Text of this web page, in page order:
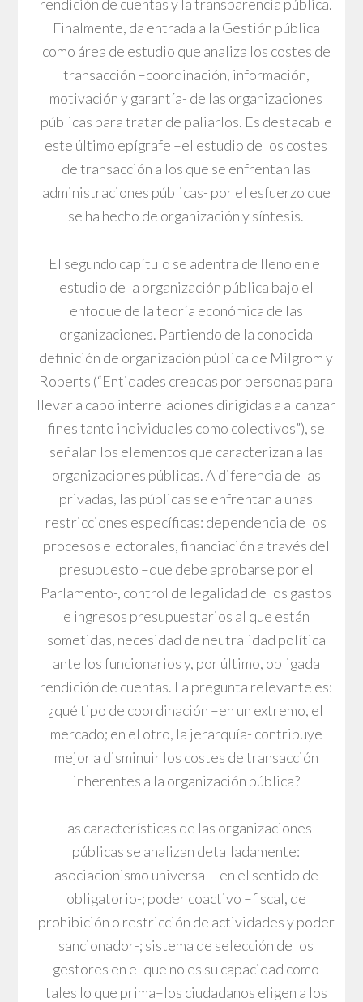
rendición de cuentas y la transparencia pública.
Finalmente, da entrada a la Gestión pública
como área de estudio que analiza los costes de
transacción –coordinación, información,
motivación y garantía- de las organizaciones
públicas para tratar de paliarlos. Es destacable
este último epígrafe –el estudio de los costes
de transacción a los que se enfrentan las
administraciones públicas- por el esfuerzo que
se ha hecho de organización y síntesis.
El segundo capítulo se adentra de lleno en el
estudio de la organización pública bajo el
enfoque de la teoría económica de las
organizaciones. Partiendo de la conocida
definición de organización pública de Milgrom y
Roberts (“Entidades creadas por personas para
llevar a cabo interrelaciones dirigidas a alcanzar
fines tanto individuales como colectivos”), se
señalan los elementos que caracterizan a las
organizaciones públicas. A diferencia de las
privadas, las públicas se enfrentan a unas
restricciones específicas: dependencia de los
procesos electorales, financiación a través del
presupuesto –que debe aprobarse por el
Parlamento-, control de legalidad de los gastos
e ingresos presupuestarios al que están
sometidas, necesidad de neutralidad política
ante los funcionarios y, por último, obligada
rendición de cuentas. La pregunta relevante es:
¿qué tipo de coordinación –en un extremo, el
mercado; en el otro, la jerarquía- contribuye
mejor a disminuir los costes de transacción
inherentes a la organización pública?
Las características de las organizaciones
públicas se analizan detalladamente:
asociacionismo universal –en el sentido de
obligatorio-; poder coactivo –fiscal, de
prohibición o restricción de actividades y poder
sancionador-; sistema de selección de los
gestores en el que no es su capacidad como
tales lo que prima–los ciudadanos eligen a los